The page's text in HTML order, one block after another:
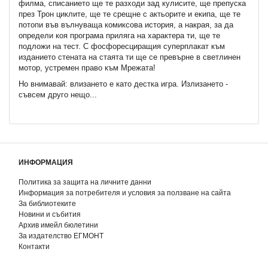
филма, списанието ще те разходи зад кулисите, ще препуска
през Трон циклите, ще те срещне с актьорите и екипа, ще те
потопи във вълнуваща комиксова история, а накрая, за да
определи коя програма приляга на характера ти, ще те
подложи на тест. С фосфоресциращия суперплакат към
изданието стената на стаята ти ще се превърне в светлинен
мотор, устремен право към Мрежата!
Но внимавай: влизането е като дестка игра. Излизането -
съвсем друго нещо...
ИНФОРМАЦИЯ
Политика за защита на личните данни
Информация за потребителя и условия за ползване на сайта
За библиотеките
Новини и събития
Архив имейл бюлетини
За издателство ЕГМОНТ
Контакти